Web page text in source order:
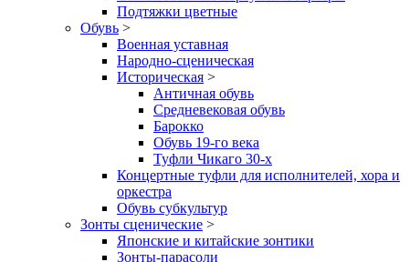
Подтяжки цветные
Обувь >
Военная уставная
Народно-сценическая
Историческая >
Античная обувь
Средневековая обувь
Барокко
Обувь 19-го века
Туфли Чикаго 30-х
Концертные туфли для исполнителей, хора и
оркестра
Обувь субкультур
Зонты сценические >
Японские и китайские зонтики
Зонты-парасоли